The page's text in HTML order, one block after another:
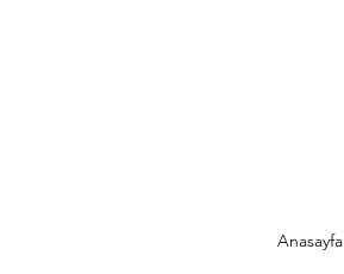
Anasayfa